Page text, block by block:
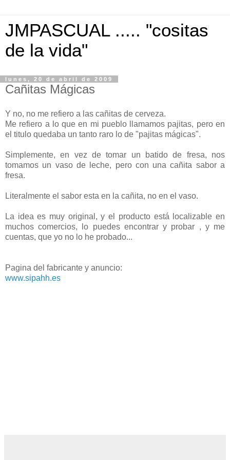
JMPASCUAL ..... "cositas
de la vida"
lunes, 20 de abril de 2009
Cañitas Mágicas
Y no, no me refiero a las cañitas de cerveza.
Me refiero a lo que en mi pueblo llamamos pajitas, pero en
el titulo quedaba un tanto raro lo de "pajitas mágicas".
Simplemente, en vez de tomar un batido de fresa, nos
tomamos un vaso de leche, pero con una cañita sabor a
fresa.
Literalmente el sabor esta en la cañita, no en el vaso.
La idea es muy original, y el producto está localizable en
muchos comercios, lo puedes encontrar y probar , y me
cuentas, que yo no lo he probado...
Pagina del fabricante y anuncio:
www.sipahh.es